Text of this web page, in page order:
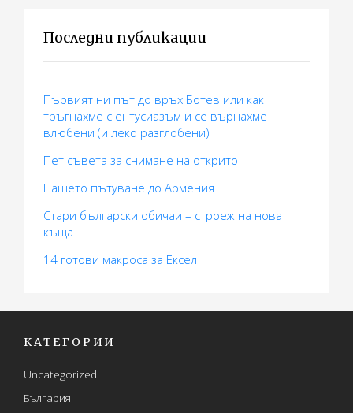
Последни публикации
Първият ни път до връх Ботев или как
тръгнахме с ентусиазъм и се върнахме
влюбени (и леко разглобени)
Пет съвета за снимане на открито
Нашето пътуване до Армения
Стари български обичаи – строеж на нова
къща
14 готови макросa за Ексел
КАТЕГОРИИ
Uncategorized
България